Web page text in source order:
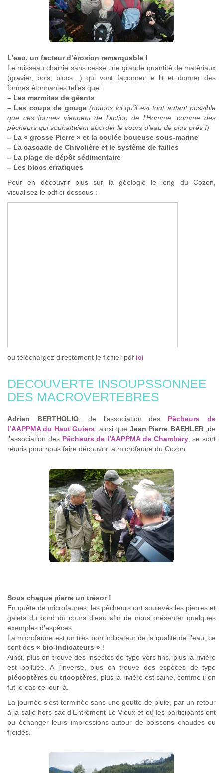
L’eau, un facteur d’érosion remarquable !
Le ruisseau charrie sans cesse une grande quantité de matériaux
(gravier, bois, blocs…) qui vont façonner le lit et donner des
formes étonnantes telles que :
– Les marmites de géants
– Les coups de gouge (notons ici qu’il est tout autant possible
que ces formes viennent de l’action de l’Homme, comme des
pêcheurs qui souhaitaient aborder le cours d’eau de plus près !)
– La « grosse Pierre » et la coulée boueuse sous-marine
– La cascade de Chivolière et le système de failles
– La plage de dépôt sédimentaire
– Les blocs erratiques
Pour en découvrir plus sur la géologie le long du Cozon,
visualisez le pdf ci-dessous :
ou téléchargez directement le fichier pdf ici
DECOUVERTE INSOUPSSONNEE
DES MACROVERTEBRES
Adrien BERTHOLIO, de l’association des Pêcheurs de
l’AAPPMA du Haut Guiers, ainsi que Jean Pierre BAEHLER, de
l’association des Pêcheurs de l’AAPPMA de Chambéry, se sont
réunis pour nous faire découvrir la microfaune du Cozon.
Sous chaque pierre un trésor !
En quête de microfaunes, les pêcheurs ont soulevés les pierres et
galets du bord du cours d’eau afin de nous présenter quelques
exemples d’espèces.
La microfaune est un très bon indicateur de la qualité de l’eau, ce
sont des « bio-indicateurs » !
Ainsi, plus on trouve des insectes de type vers fins, plus la rivière
est polluée. A l’inverse, plus on trouve des espèces de type
plécoptères outricoptères , plus la rivière est saine, comme il en
fut le cas ce jour là.
La journée s’est terminée sans une goutte de pluie, par un retour
à la salle hors sac d’Entremont Le Vieux et où les participants ont
pu échanger leurs impressions autour de boissons chaudes ou
froides.